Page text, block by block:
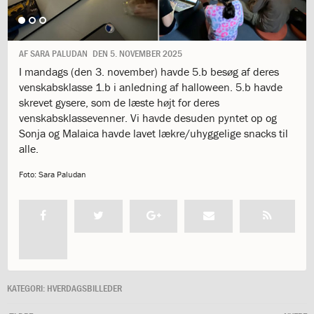
of
giving
it
Grow
1.13:
Move
it!
1.14:
Ucycle
cycle
1.15:
Historie
1.16:
Bombningen
af
1.17:
Markering
AFSARA PALUDAN DEN 5. NOVEMBER 2025
I mandags (den 3. november) havde 5.b besøg af deres
venskabsklasse 1.b i anledning af halloween. 5.b havde
skrevet gysere, som de læste højt for deres
venskabsklassevenner. Vi havde desuden pyntet op og
Sonja og Malaica havde lavet lækre/uhyggelige snacks til
alle.
Foto: Sara Paludan
KATEGORI: HVERDAGSBILLEDER